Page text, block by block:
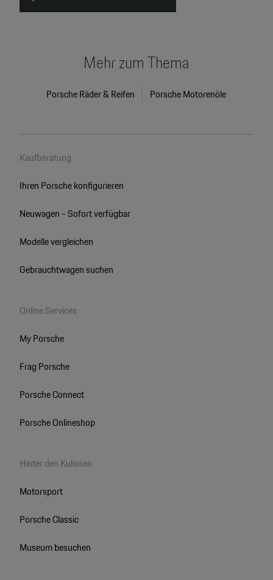
Mehr zum Thema
Porsche Räder & Reifen Porsche Motorenöle
Kaufberatung
Ihren Porsche konfigurieren
Neuwagen - Sofort verfügbar
Modelle vergleichen
Gebrauchtwagen suchen
Online Services
My Porsche
Frag Porsche
Porsche Connect
Porsche Onlineshop
Hinter den Kulissen
Motorsport
Porsche Classic
Museum besuchen